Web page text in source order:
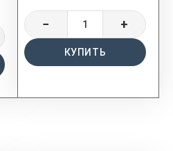
− +
КУПИТЬ